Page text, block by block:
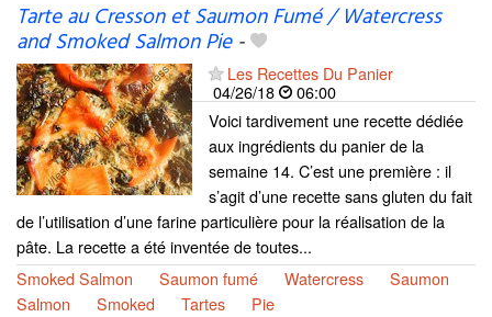
Tarte au Cresson et Saumon Fumé / Watercress
and Smoked Salmon Pie-
Les Recettes Du Panier
04/26/18
06:00
Voici tardivement une recette dédiée
aux ingrédients du panier de la
semaine 14. C’est une première : il
s’agit d’une recette sans gluten du fait
de l’utilisation d’une farine particulière pour la réalisation de la
pâte. La recette a été inventée de toutes...
Smoked Salmon
Saumon fumé Watercress
Saumon
Salmon
Smoked Tartes Pie